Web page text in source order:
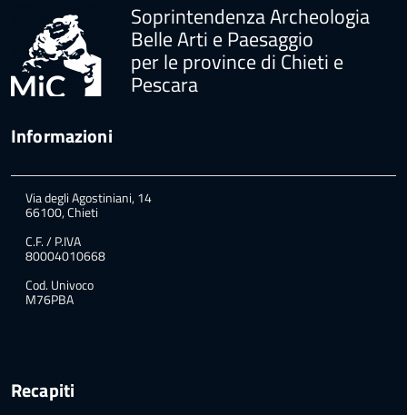
Soprintendenza Archeologia
Belle Arti e Paesaggio
per le province di Chieti e
Pescara
Informazioni
Via degli Agostiniani, 14
66100, Chieti
C.F. / P.IVA
80004010668
Cod. Univoco
M76PBA
Recapiti